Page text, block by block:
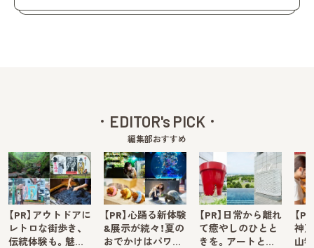
EDITOR's PICK
編集部おすすめ
【PR】アウトドアに
レトロな街歩き、
伝統体験も。魅…
【PR】心踊る新体験
&展示が続々！夏の
おでかけはパワ…
【PR】日常から離れ
て癒やしのひとと
きを。アートと…
【
神
山